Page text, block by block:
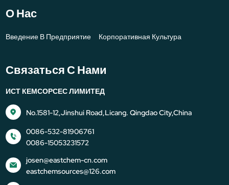
О Нас
Введение В Предприятие Корпоративная Культура
Связаться С Нами
ИСТ КЕМСОРСЕС ЛИМИТЕД
No.1581-12,Jinshui Road,Licang. Qingdao City,China
0086-532-81906761
0086-15053231572
josen@eastchem-cn.com
eastchemsources@126.com